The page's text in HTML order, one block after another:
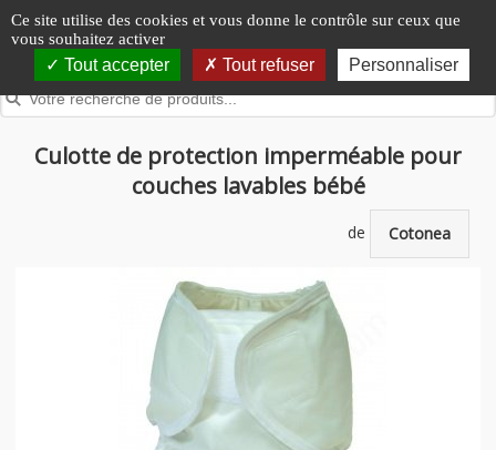
Panneau de gestion des cookies
Ce site utilise des cookies et vous donne le contrôle sur ceux que
vous souhaitez activer
Tout accepter Tout refuser Personnaliser
Culotte de protection imperméable pour
couches lavables bébé
de Cotonea